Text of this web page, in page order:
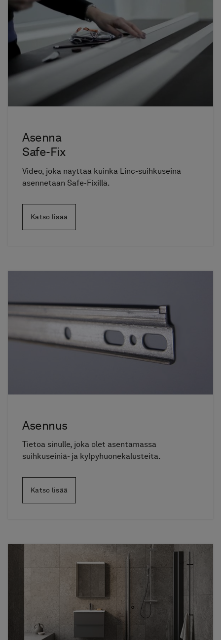
Asenna
Safe-Fix
Video, joka näyttää kuinka Linc-suihkuseinä
asennetaan Safe-Fixillä.
Katso lisää
Asennus
Tietoa sinulle, joka olet asentamassa
suihkuseiniä- ja kylpyhuonekalusteita.
Katso lisää